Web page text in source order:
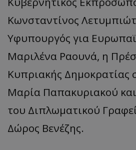
Κωνσταντίνος
Υφυπουργός για
Μαριλένα Ραουνά, η
Κυπριακής Δημοκρατίας
Μαρία Παπακυριακού
του Διπλωματικού
Δώρος Βενέζης.